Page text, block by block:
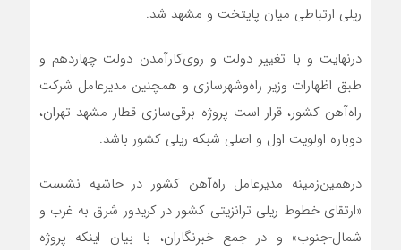
ریلی ارتباطی میان پایتخت و مشهد شد.
در‌نهایت و با تغییر دولت و روی‌کار‌آمدن دولت چهاردهم و
طبق اظهارات وزیر راه‌و‌شهرسازی و همچنین مدیرعامل شرکت
راه‌آهن کشور، قرار است پروژه برقی‌سازی قطار مشهد تهران،
دوباره اولویت اول و اصلی شبکه ریلی کشور باشد.
در‌همین‌زمینه مدیرعامل راه‌آهن کشور در حاشیه نشست
«ارتقای خطوط ریلی ترانزیتی کشور در کریدور شرق به غرب و
شمال-جنوب» و در جمع خبرنگاران، با بیان اینکه پروژه